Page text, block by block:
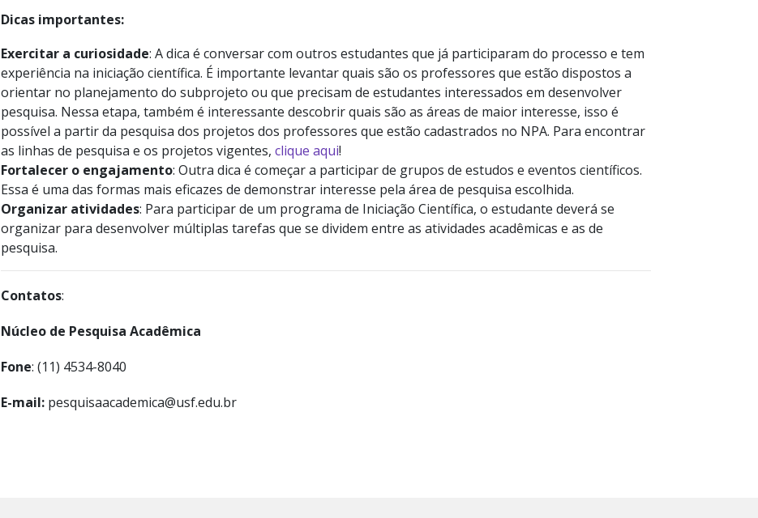
Dicas importantes:
Exercitar a curiosidade: A dica é conversar com outros estudantes que já participaram do processo e tem
experiência na iniciação científica. É importante levantar quais são os professores que estão dispostos a
orientar no planejamento do subprojeto ou que precisam de estudantes interessados em desenvolver
pesquisa. Nessa etapa, também é interessante descobrir quais são as áreas de maior interesse, isso é
possível a partir da pesquisa dos projetos dos professores que estão cadastrados no NPA. Para encontrar
as linhas de pesquisa e os projetos vigentes, clique aqui!
Fortalecer o engajamento: Outra dica é começar a participar de grupos de estudos e eventos científicos.
Essa é uma das formas mais eficazes de demonstrar interesse pela área de pesquisa escolhida.
Organizar atividades: Para participar de um programa de Iniciação Científica, o estudante deverá se
organizar para desenvolver múltiplas tarefas que se dividem entre as atividades acadêmicas e as de
pesquisa.
Contatos:
Núcleo de Pesquisa Acadêmica
Fone: (11) 4534-8040
E-mail:pesquisaacademica@usf.edu.br